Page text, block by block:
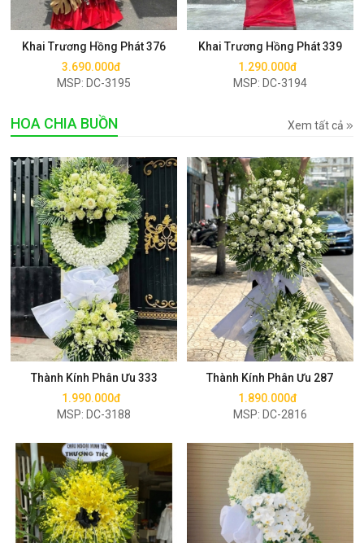
Khai Trương Hồng Phát 376
3.690.000đ
MSP: DC-3195
Mua ngay
Khai Trương Hồng Phát 339
1.290.000đ
MSP: DC-3194
Mua ngay
HOA CHIA BUỒN Xem tất cả
Thành Kính Phân Ưu 333
1.990.000đ
MSP: DC-3188
Mua ngay
Thành Kính Phân Ưu 287
1.890.000đ
MSP: DC-2816
Mua ngay